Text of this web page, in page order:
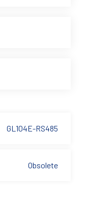
GL104E-RS485
Obsolete